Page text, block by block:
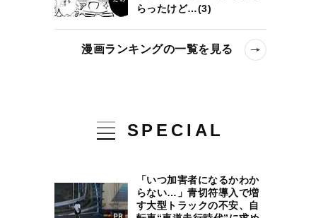
らったけど…(3)
漫画ランキングの一覧を見る
SPECIAL
「いつ加害者になるかわか
らない…」青切符導入で増
す大型トラックの不安、自